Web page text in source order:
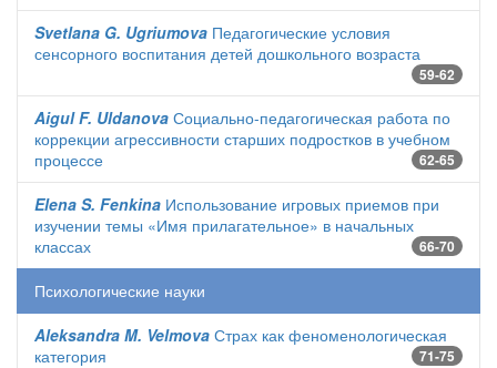
Svetlana G. Ugriumova Педагогические условия
сенсорного воспитания детей дошкольного возраста
59-62
Aigul F. Uldanova Социально-педагогическая работа по
коррекции агрессивности старших подростков в учебном
процессе
62-65
Elena S. Fenkina Использование игровых приемов при
изучении темы «Имя прилагательное» в начальных
классах
66-70
Психологические науки
Aleksandra M. Velmova Страх как феноменологическая
категория
71-75